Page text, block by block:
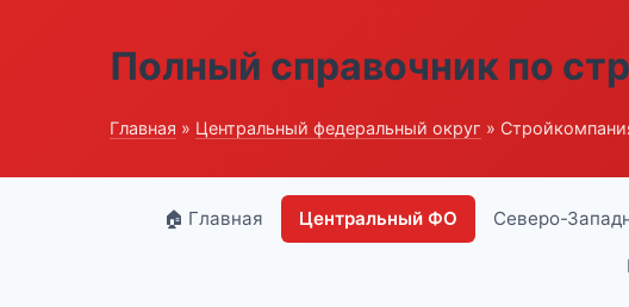
Полный справочник по
Главная » Центральный федеральный округ »
🏠 Главная Центральный ФО Северо-